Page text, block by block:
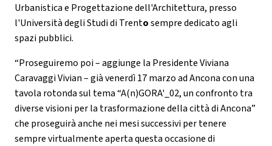
Urbanistica e Progettazione dell'Architettura, presso
l'Università degli Studi di Trentosempre dedicato agli
spazi pubblici.
“Proseguiremo poi – aggiunge la Presidente Viviana
Caravaggi Vivian – già venerdì 17 marzo ad Ancona con una
tavola rotonda sul tema “A(n)GORA'_02, un confronto tra
diverse visioni per la trasformazione della città di Ancona”
che proseguirà anche nei mesi successivi per tenere
sempre virtualmente aperta questa occasione di